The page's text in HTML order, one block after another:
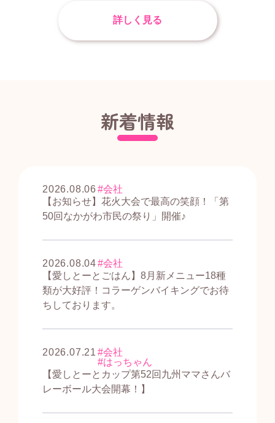
詳しく見る
新着情報
【お知らせ】花火大会で最高の笑顔！「第
50回なかがわ市民の祭り」開催♪
2026.08.06 会社
【愛しとーとごはん】8月新メニュー18種
類が大好評！コラーゲンバイキングでお待
ちしております。
2026.08.04 会社
【愛しとーとカップ第52回九州ママさんバ
レーボール大会開幕！】
2026.07.21
会社
はっちゃん